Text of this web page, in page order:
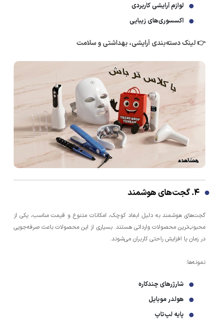
لوازم آرایشی کاربردی
اکسسوری‌های زیبایی
👉 لینک دسته‌بندی آرایشی، بهداشتی و سلامت
۴. گجت‌های هوشمند
گجت‌های هوشمند به دلیل ابعاد کوچک، امکانات متنوع و قیمت مناسب، یکی از
محبوب‌ترین محصولات وارداتی هستند. بسیاری از این محصولات باعث صرفه‌جویی
در زمان یا افزایش راحتی کاربران می‌شوند.
نمونه‌ها:
شارژرهای چندکاره
هولدر موبایل
پایه لپ‌تاپ